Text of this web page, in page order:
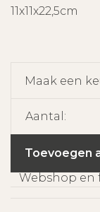
11x11x22,5cm
Maak een
Aantal:
Toevoegen
Webshop en